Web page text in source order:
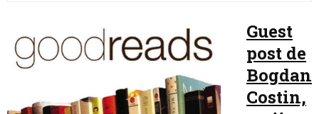
Guest
post de
Bogdan
Costin,